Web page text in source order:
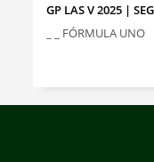
GP LAS V 2025 |
_ _ FÓRMULA